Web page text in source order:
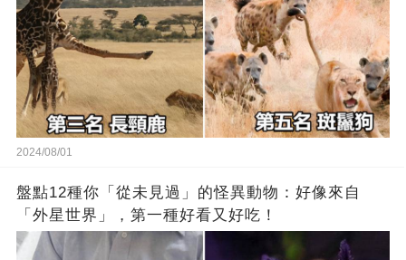
2024/08/01
盤點12種你「從未見過」的怪異動物：好像來自
「外星世界」，第一種好看又好吃！